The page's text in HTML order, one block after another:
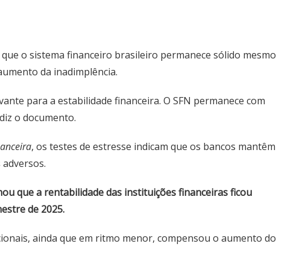
o sistema financeiro brasileiro permanece sólido mesmo
da inadimplência.
para a estabilidade financeira. O SFN permanece com
o documento.
, os testes de estresse indicam que os bancos mantêm
que a rentabilidade das instituições financeiras ficou
de 2025.
ainda que em ritmo menor, compensou o aumento do